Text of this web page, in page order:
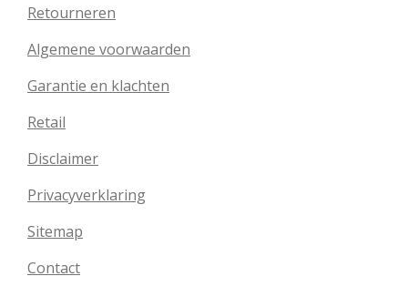
Retourneren
Algemene voorwaarden
Garantie en klachten
Retail
Disclaimer
Privacyverklaring
Sitemap
Contact